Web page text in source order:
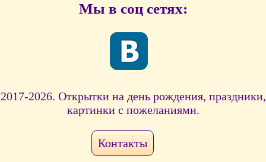
Мы в соц сетях:
2017-2026. Открытки на день рождения, праздники,
картинки с пожеланиями.
Контакты